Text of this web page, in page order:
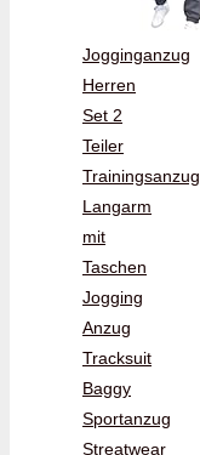
Jogginganzug
Herren
Set 2
Teiler
Trainingsanzug
Langarm
mit
Taschen
Jogging
Anzug
Tracksuit
Baggy
Sportanzug
Streatwear